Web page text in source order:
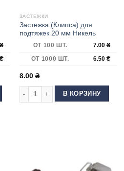
₴
₴
для подтяжек 30 мм Антик
ЗАСТЕЖКИ
Застежка (Клипса) для
подтяжек 20 мм Никель
ОТ 100 ШТ. 7.00 ₴
ОТ 1000 ШТ.
6.50 ₴
8.00 ₴
Количество товара Застежка
В КОРЗИНУ